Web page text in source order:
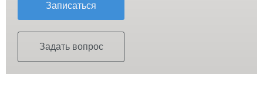
Записаться
Задать вопрос